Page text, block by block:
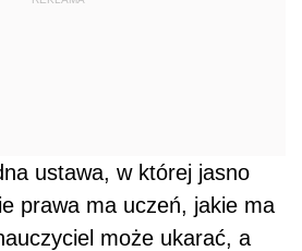
ustawa, w której jasno
prawa ma uczeń, jakie ma
może ukarać, a